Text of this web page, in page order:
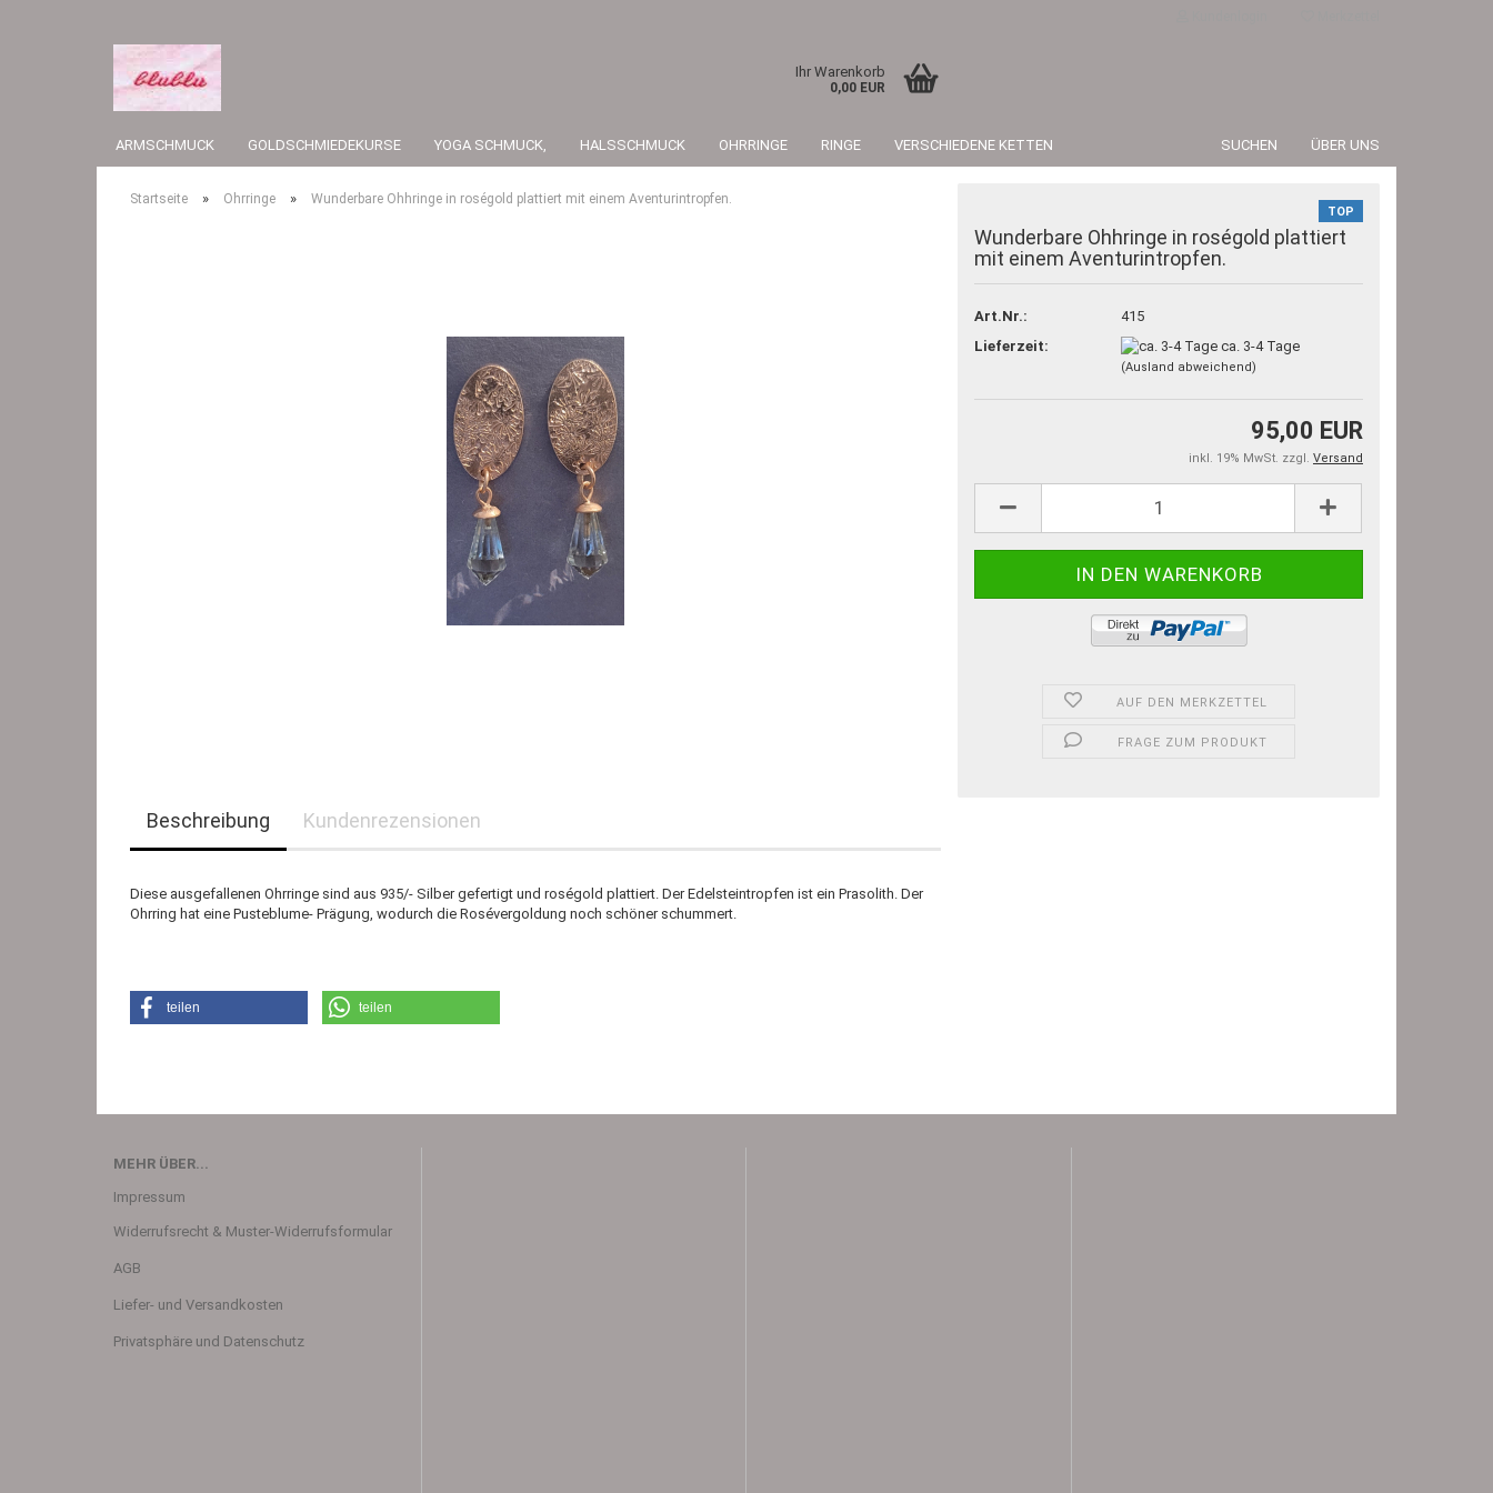
Konto erstellen
Passwort vergessen?
Ihr Warenkorb
0,00 EUR
ARMSCHMUCK GOLDSCHMIEDEKURSE YOGA SCHMUCK, HALSSCHMUCK OHRRINGE RINGE VERSCHIEDENE KETTEN SUCHEN ÜBER UNS
Startseite » Ohrringe » Wunderbare Ohhringe in roségold plattiert mit einem Aventurintropfen.
TOP
Wunderbare Ohhringe in roségold plattiert
mit einem Aventurintropfen.
Art.Nr.:
415
Lieferzeit:
ca. 3-4 Tage
(Ausland abweichend)
95,00 EUR
inkl. 19% MwSt. zzgl. Versand
AUF DEN MERKZETTEL
FRAGE ZUM PRODUKT
Beschreibung Kundenrezensionen
Diese ausgefallenen Ohrringe sind aus 935/- Silber gefertigt und roségold plattiert. Der Edelsteintropfen ist ein Prasolith. Der
Ohrring hat eine Pusteblume- Prägung, wodurch die Rosévergoldung noch schöner schummert.
teilen teilen
MEHR ÜBER...
Impressum
Widerrufsrecht & Muster-Widerrufsformular
AGB
Liefer- und Versandkosten
Privatsphäre und Datenschutz